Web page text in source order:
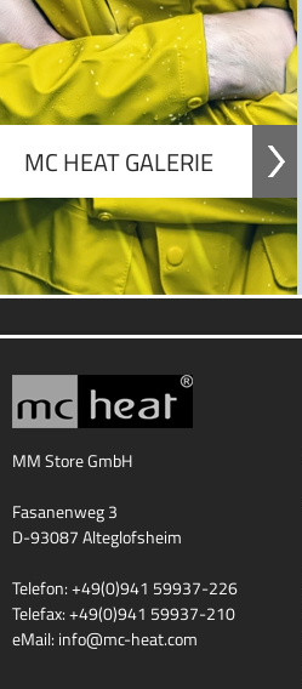
MC HEAT GALERIE
MM Store GmbH
Fasanenweg 3
D-93087 Alteglofsheim
Telefon: +49(0)941 59937-226
Telefax: +49(0)941 59937-210
eMail: info@mc-heat.com